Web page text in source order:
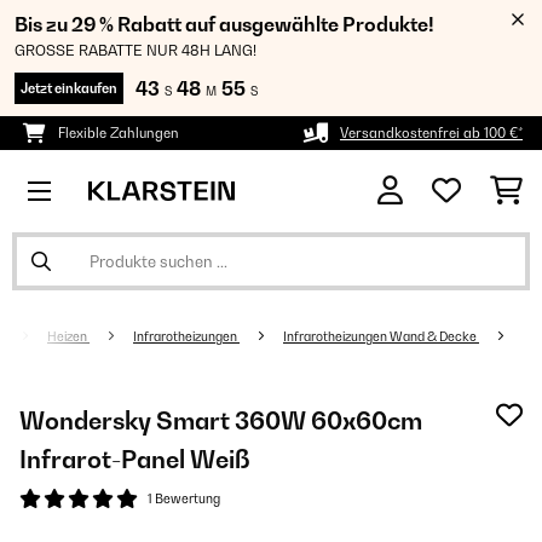
Bis zu 29 % Rabatt auf ausgewählte Produkte!
GROSSE RABATTE NUR 48H LANG!
Jetzt einkaufen 43 S 48 M 55 S
Flexible Zahlungen Versandkostenfrei ab 100 €*
Heizen Infrarotheizungen Infrarotheizungen Wand & Decke
Wondersky Smart 360W 60x60cm
Infrarot-Panel​​ Weiß
1 Bewertung